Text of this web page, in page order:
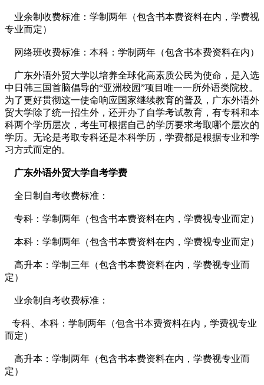
业余制收费标准： 学制两年（包含书本费资料在内，学费视
专业而定）
网络班收费标准： 本科：学制两年（包含书本费资料在内）
广东外语外贸大学以培养全球化高素质公民为使命，是入选
中日韩三国首脑倡导的“亚洲校园”项目唯一一所外语类院校。
为了更好贯彻这一使命响应国家继续教育的普及，广东外语外
贸大学除了统一招生外，还开办了自学考试教育，有专科和本
科两个学历层次，考生可根据自己的学历要求考取哪个层次的
学历。无论是考取专科还是本科学历，学费都是根据专业和学
习方式而定的。
广东外语外贸大学自考学费
全日制自考收费标准：
专科： 学制两年（包含书本费资料在内，学费视专业而定）
本科： 学制两年（包含书本费资料在内，学费视专业而定）
高升本： 学制三年（包含书本费资料在内，学费视专业而
定）
业余制自考收费标准：
专科、本科： 学制两年（包含书本费资料在内，学费视专业
而定）
高升本： 学制两年（包含书本费资料在内，学费视专业而
定）